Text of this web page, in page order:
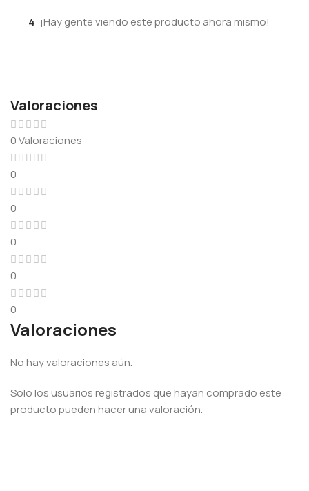
4 ¡Hay gente viendo este producto ahora mismo!
Valoraciones
0 Valoraciones
0
0
0
0
0
Valoraciones
No hay valoraciones aún.
Solo los usuarios registrados que hayan comprado este
producto pueden hacer una valoración.